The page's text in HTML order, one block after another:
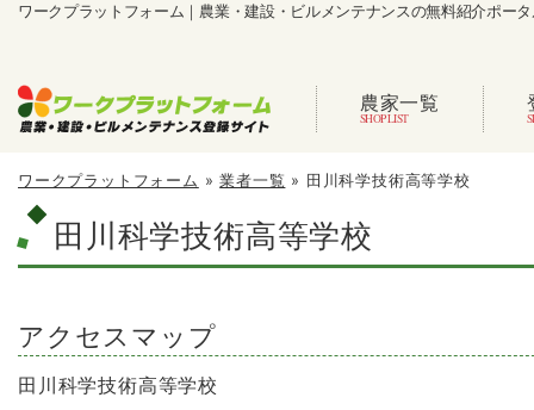
ワークプラットフォーム｜農業・建設・ビルメンテナンスの無料紹介ポー
農家一覧
ワークプラットフォーム »業者一覧 » 田川科学技術高等学校
田川科学技術高等学校
アクセスマップ
田川科学技術高等学校